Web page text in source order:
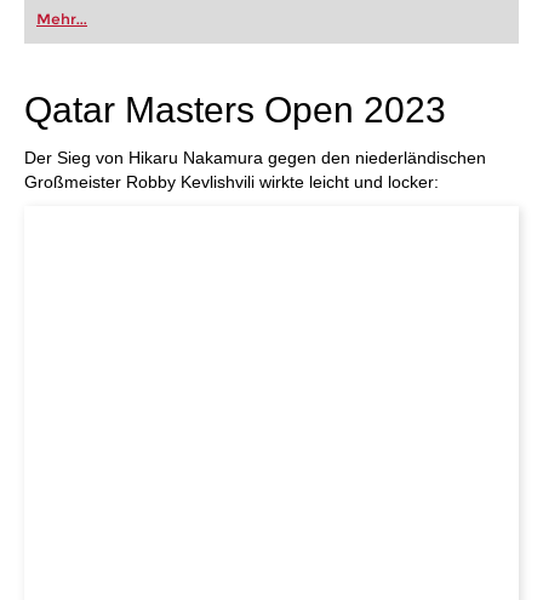
oder bereits auf Turnierniveau spielen: Mit
FRITZ trainieren Sie effizienter, intelligenter und
individueller als je zuvor.
Mehr...
Qatar Masters Open 2023
Der Sieg von Hikaru Nakamura gegen den niederländischen
Großmeister Robby Kevlishvili wirkte leicht und locker: